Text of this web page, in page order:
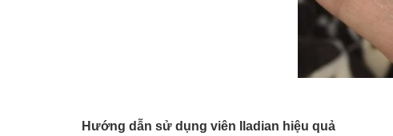
Hướng dẫn sử dụng viên Iladian hiệu quả